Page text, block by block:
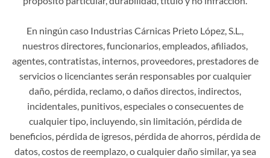
En ningún caso Industrias Cárnicas Prieto López, S.L.,
nuestros directores, funcionarios, empleados, afiliados,
agentes, contratistas, internos, proveedores, prestadores de
servicios o licenciantes serán responsables por cualquier
daño, pérdida, reclamo, o daños directos, indirectos,
incidentales, punitivos, especiales o consecuentes de
cualquier tipo, incluyendo, sin limitación, pérdida de
beneficios, pérdida de igresos, pérdida de ahorros, pérdida de
datos, costos de reemplazo, o cualquier daño similar, ya sea